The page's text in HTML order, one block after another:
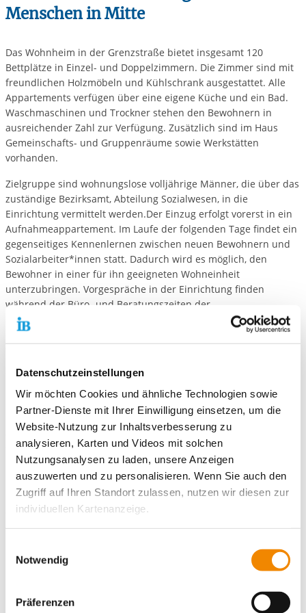
Datenschutzeinstellungen
Wir möchten Cookies und ähnliche Technologien sowie
Partner-Dienste mit Ihrer Einwilligung einsetzen, um die
Website-Nutzung zur Inhaltsverbesserung zu
analysieren, Karten und Videos mit solchen
Nutzungsanalysen zu laden, unsere Anzeigen
auszuwerten und zu personalisieren. Wenn Sie auch den
Zugriff auf Ihren Standort zulassen, nutzen wir diesen zur
individuellen Kartenanzeige.
unsere Partner Daten wie Ihre IP-Adresse und
verarbeiten diese zusammen mit Daten von anderen
Websites. Die Partner erkennen mitunter auch, wenn Sie
zum Website-Besuch verschiedene Geräte verwenden,
Notwendig
Präferenzen
Menschen in Mitte
Das Wohnheim in der Grenzstraße bietet insgesamt 120
Bettplätze in Einzel- und Doppelzimmern. Die Zimmer sind mit
freundlichen Holzmöbeln und Kühlschrank ausgestattet. Alle
Appartements verfügen über eine eigene Küche und ein Bad.
Waschmaschinen und Trockner stehen den Bewohnern in
ausreichender Zahl zur Verfügung. Zusätzlich sind im Haus
Gemeinschafts- und Gruppenräume sowie Werkstätten
vorhanden.
Zielgruppe sind wohnungslose volljährige Männer, die über das
zuständige Bezirksamt, Abteilung Sozialwesen, in die
Einrichtung vermittelt werden.Der Einzug erfolgt vorerst in ein
Aufnahmeappartement. Im Laufe der folgenden Tage findet ein
gegenseitiges Kennenlernen zwischen neuen Bewohnern und
Sozialarbeiter*innen statt. Dadurch wird es möglich, den
Bewohner in einer für ihn geeigneten Wohneinheit
unterzubringen. Vorgespräche in der Einrichtung finden
während der Büro- und Beratungszeiten der
Sozialarbeiter*innen statt.
Ziel ist zunächst die Unterbringung wohnungsloser Menschen.
für den Einzelnen am geeignetesten erscheindende
Lebensumfeld angestrebt.
Die Ausstellung des Kostenübernahmescheines erfolgt über die
zuständigen Sozialen Wohnhilfen der Berliner Bezirksämter
oder das zuständige JobCenter.
Beratung und Begleitung
Neben der Unterbringung umfasst unser Angebot eine
sozialpädagogische Beratung zu folgenden Themen:
Unterstützung bei Behördenangelegenheiten
Hilfe bei der Arbeitssuche
Schuldenregulierung